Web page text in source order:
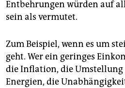
Entbehrungen würden auf
sein als vermutet.
Zum Beispiel, wenn es um
geht. Wer ein geringes
die Inflation, die
Energien, die